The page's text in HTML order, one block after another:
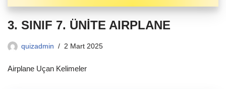
3. SINIF 7. ÜNİTE AIRPLANE
quizadmin 2 Mart 2025
Airplane Uçan Kelimeler